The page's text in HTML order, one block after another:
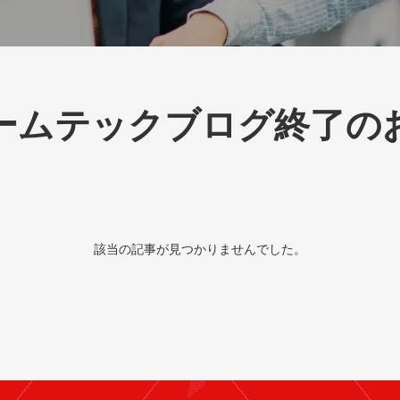
ムテックブログ終了の
該当の記事が見つかりませんでした。